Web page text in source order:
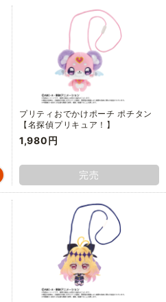
プリティおでかけポーチ ポチタン
【名探偵プリキュア！】
1,980円
完売